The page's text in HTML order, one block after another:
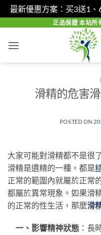
最新優惠方案：买3送1、
content
正品保證 本站所
滑精的危害
POSTED ON
大家可能對滑精都不是很
滑精是遺精的一種，都是
正常的範圍內就屬於正常
都屬於異常現象。如果滑
的正常的性生活，那麼滑
一、影響精神狀態 ：長